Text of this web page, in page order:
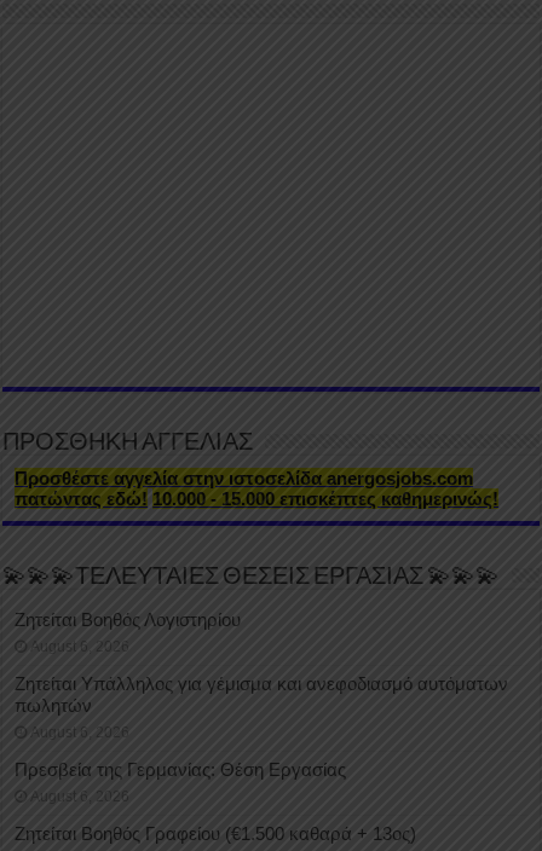
ΠΡΟΣΘΗΚΗ ΑΓΓΕΛΙΑΣ
Προσθέστε αγγελία στην ιστοσελίδα anergosjobs.com
πατώντας εδώ! 10.000 - 15.000 επισκέπτες καθημερινώς!
💫💫💫ΤΕΛΕΥΤΑΙΕΣ ΘΕΣΕΙΣ ΕΡΓΑΣΙΑΣ 💫💫💫
Ζητείται Βοηθός Λογιστηρίου
August 6, 2026
Ζητείται Υπάλληλος για γέμισμα και ανεφοδιασμό αυτόματων
πωλητών
August 6, 2026
Πρεσβεία της Γερμανίας: Θέση Εργασίας
August 6, 2026
Ζητείται Βοηθός Γραφείου (€1.500 καθαρά + 13ος)